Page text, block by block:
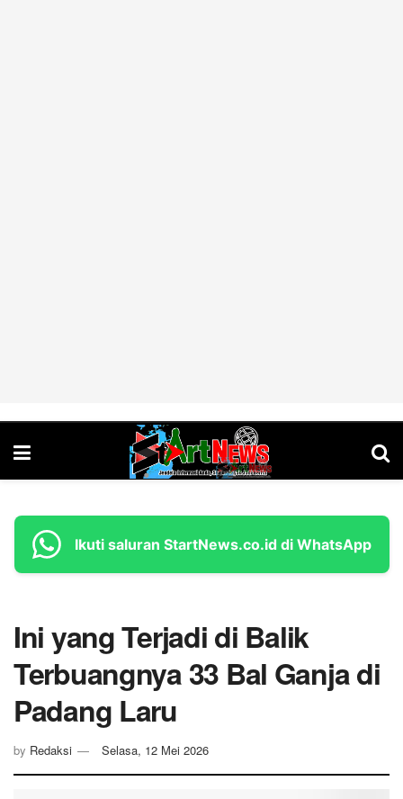
Ikuti saluran StartNews.co.id di WhatsApp
Ini yang Terjadi di Balik
Terbuangnya 33 Bal Ganja di
Padang Laru
by Redaksi Selasa, 12 Mei 2026